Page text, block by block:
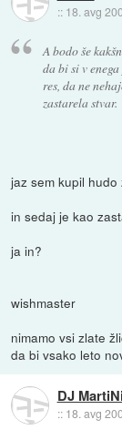
:: 18. avg
A bodo še
da bi si v
res, da ne
zastarela stvar.
jaz sem kupil
in sedaj je kao
ja in?
wishmaster
nimamo vsi zlate
da bi vsako leto
DJ MartiNi
:: 18. avg